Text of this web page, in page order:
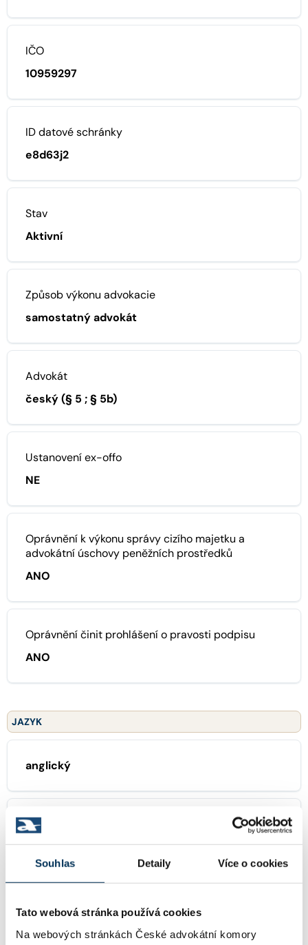
Souhlas Detaily Více o cookies
Tato webová stránka používá cookies
Na webových stránkách České advokátní komory
IČO
10959297
ID datové schránky
e8d63j2
Stav
Aktivní
Způsob výkonu advokacie
samostatný advokát
Advokát
český (§ 5 ; § 5b)
Ustanovení ex-offo
NE
Oprávnění k výkonu správy cizího majetku a
advokátní úschovy peněžních prostředků
ANO
Oprávnění činit prohlášení o pravosti podpisu
ANO
JAZYK
anglický
německý
38 pracovní právo